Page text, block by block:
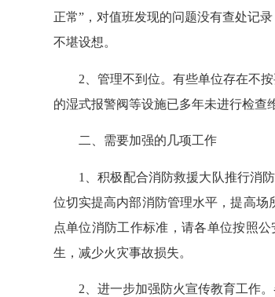
正常”，对值班发现的问题没有查处记
不堪设想。
2、管理不到位。有些单位存在不按
的湿式报警阀等设施已多年未进行检查
二、需要加强的几项工作
1、积极配合消防救援大队推行消防
位切实提高内部消防管理水平，提高
点单位消防工作标准，请各单位按照
生，减少火灾事故损失。
2、进一步加强防火宣传教育工作。